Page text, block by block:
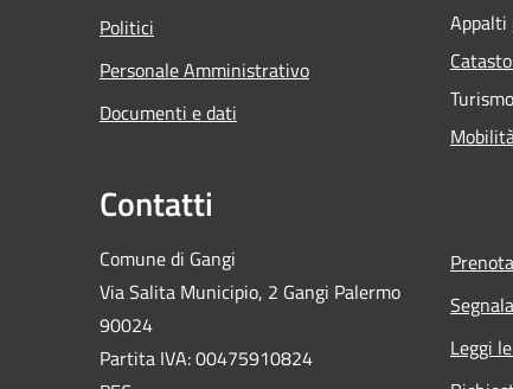
Politici
Personale Amministrativo
Documenti e dati
Appalti
Turismo
Contatti
Comune di Gangi
Via Salita Municipio, 2 Gangi Palermo
90024
Partita IVA: 00475910824
Leggi